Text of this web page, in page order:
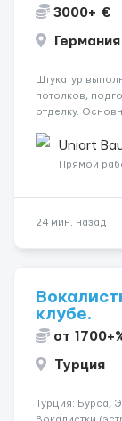
3000+ €
Германия
Штукатур
потолков,
отделку.
специалистов
Обязанности
Uniart
Прямой
24 мин. назад
клубе.
от
Турция
Турция: Бурса,